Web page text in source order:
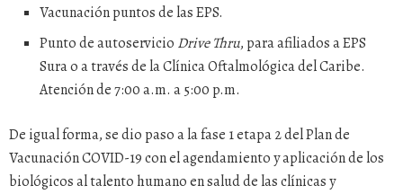
Vacunación puntos de las EPS.
Punto de autoservicio Drive Thru, para afiliados a EPS
Sura o a través de la Clínica Oftalmológica del Caribe.
Atención de 7:00 a.m. a 5:00 p.m.
De igual forma, se dio paso a la fase 1 etapa 2 del Plan de
Vacunación COVID-19 con el agendamiento y aplicación de los
biológicos al talento humano en salud de las clínicas y